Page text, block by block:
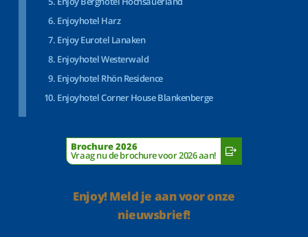
Enjoyhotel Harz
Enjoy Eurotel Lanaken
Enjoyhotel Westerwald
Enjoyhotel Rhön Residence
Enjoyhotel Corner House Blankenberge
Brochure 2026
Vraag nu de brochure voor 2026 aan!
Enjoy! Meld je aan voor onze
nieuwsbrief!